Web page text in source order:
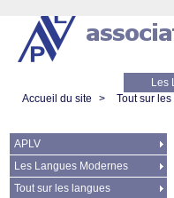
Les
Accueil du site
> Tout sur
APLV
Les Langues Modernes
Tout sur les langues